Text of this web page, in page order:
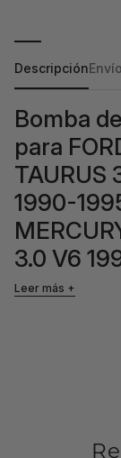
Descripción
Bomba
para
TAURUS
1990-
3.0 V6
Esta bomba de
Leer más